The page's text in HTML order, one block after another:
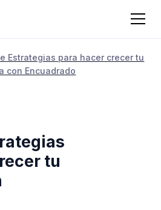
Estrategias para hacer crecer tu
con Encuadrado
tu